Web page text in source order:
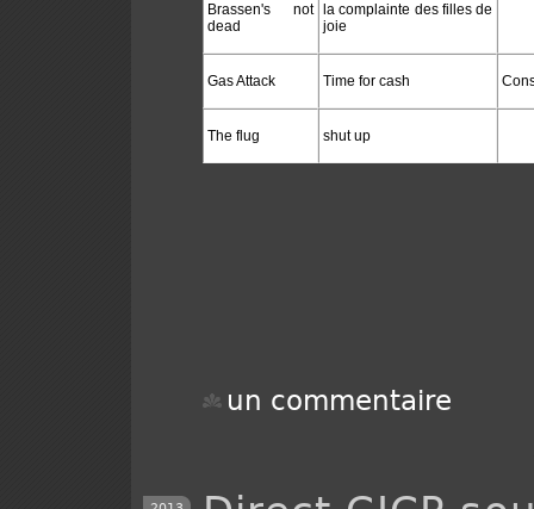
Brassen's not
dead
la complainte des filles de
joie
Gas Attack Time for cash
The flug shut up
un commentaire